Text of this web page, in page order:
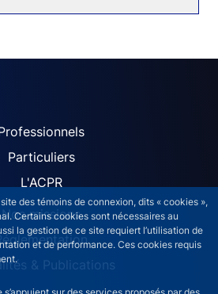
des témoins de connexion, dits « cookies »,
Certains cookies sont nécessaires au
la gestion de ce site requiert l’utilisation de
et de performance. Ces cookies requis
navigation
Particuliers
L'ACPR
Nos missions
& Publications